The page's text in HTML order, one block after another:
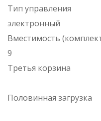
Тип управления
электронный
Вместимость
9
Третья корзина
Половинная загрузка